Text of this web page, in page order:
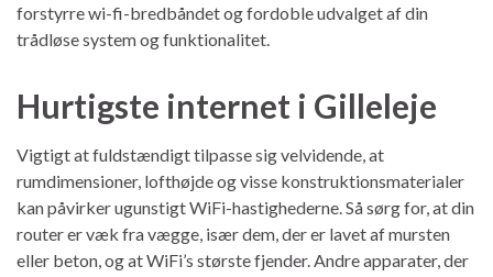
forstyrre wi-fi-bredbåndet og fordoble udvalget af din
trådløse system og funktionalitet.
Hurtigste internet i Gilleleje
Vigtigt at fuldstændigt tilpasse sig velvidende, at
rumdimensioner, lofthøjde og visse konstruktionsmaterialer
kan påvirker ugunstigt WiFi-hastighederne. Så sørg for, at din
router er væk fra vægge, især dem, der er lavet af mursten
eller beton, og at WiFi’s største fjender. Andre apparater, der